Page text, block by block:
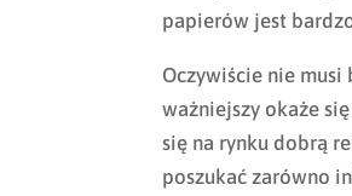
papierów jest
Oczywiście nie
ważniejszy okaże
się na rynku dobrą
poszukać zarówno